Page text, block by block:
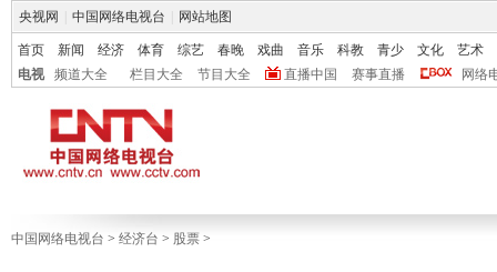
央视网 中国网络电视台 网站地图
首页 新闻 经济 体育 综艺 春晚 戏曲 音乐 科教 青少 文化
艺术
电视
频道大全 栏目大全 节目大全 直播中国 赛事直播 网络
中国网络电视台 > 经济台 > 股票 >